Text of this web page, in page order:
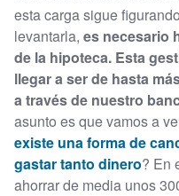
esta carga sigue
levantarla, es necesario
de la hipoteca. Esta
llegar a ser de hasta
a través de nuestro
asunto es que vamos a
existe una forma de
gastar tanto dinero? En
ahorrar de media unos